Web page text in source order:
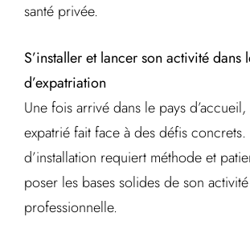
santé privée.
S’installer et lancer son activité dans
d’expatriation
Une fois arrivé dans le pays
expatrié fait face à des défis concrets.
d’installation requiert méthode et
poser les bases solides de son activité
professionnelle.